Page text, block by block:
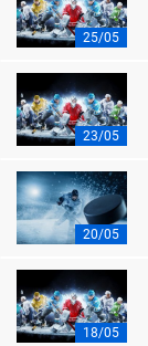
25/05
23/05
20/05
18/05